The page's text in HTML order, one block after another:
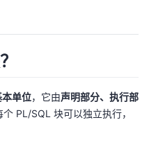
单位，它由声明部分、执行部
PL/SQL 块可以独立执行，